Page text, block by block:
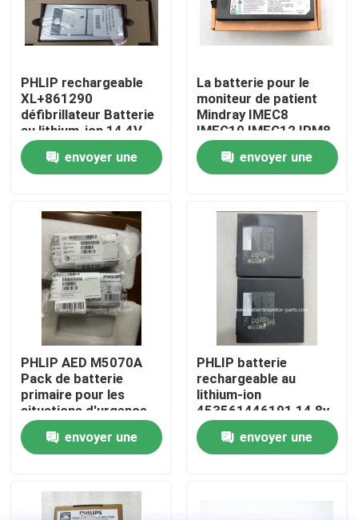
Produits
Vidéos
À propos de nous
Visite de l'usine
Contrôle de la qualité
Nous contacter
Demandez un devis
Module de moniteur patient
PHLIP rechargeable
XL+861290
défibrillateur Batterie
au lithium-ion 14,4V
6,75Ah 97Wh
envoyer une
La batterie pour le
moniteur de patient
Mindray IMEC8
IMEC10 IMEC12 IPM8
IPM10 IPM12 REF:
LI13I001Aenvoyer une
PHLIP AED M5070A
Pack de batterie
primaire pour les
situations d'urgence
envoyer une
PHLIP batterie
rechargeable au
lithium-ion
453561446191 14,8v
6,15ah 91w pour le
CX50CX30envoyer une